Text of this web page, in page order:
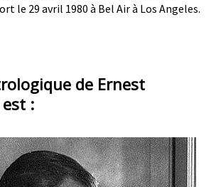
le 29 avril 1980 à Bel Air à Los Angeles.
de Ernest
: